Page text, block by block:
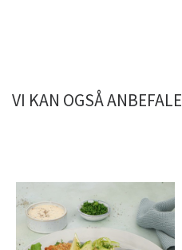
VI KAN OGSÅ ANBEFALE